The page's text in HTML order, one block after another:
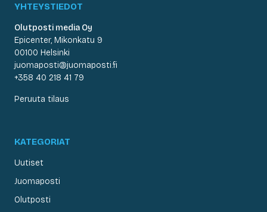
YHTEYSTIEDOT
Olutposti media Oy
Epicenter, Mikonkatu 9
00100 Helsinki
juomaposti@juomaposti.fi
+358 40 218 41 79
Peruuta tilaus
KATEGORIAT
Uutiset
Juomaposti
Olutposti